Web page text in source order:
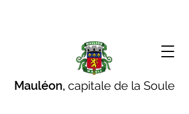
Mauléon, capitale de la Soule